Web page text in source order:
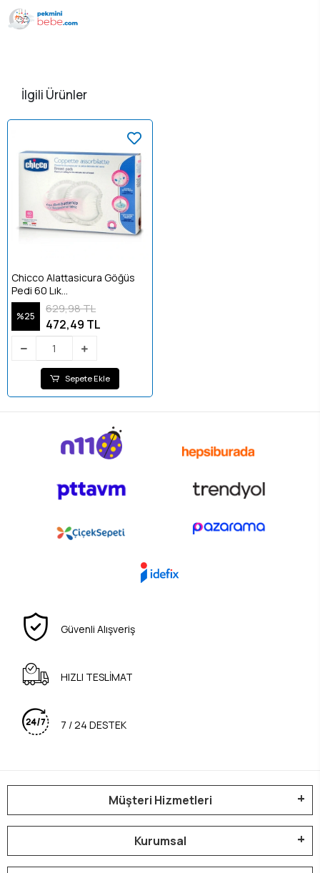
İlgili Ürünler
Chicco Alattasicura Göğüs
Pedi 60 Lık
(8003670820642)
%25
629,98 TL
472,49 TL
Sepete Ekle
Güvenli Alışveriş
HIZLI TESLİMAT
7 / 24 DESTEK
Müşteri Hizmetleri
Kurumsal